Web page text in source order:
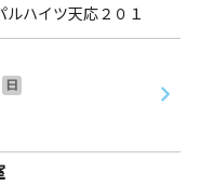
ハイツ天応２０１
日